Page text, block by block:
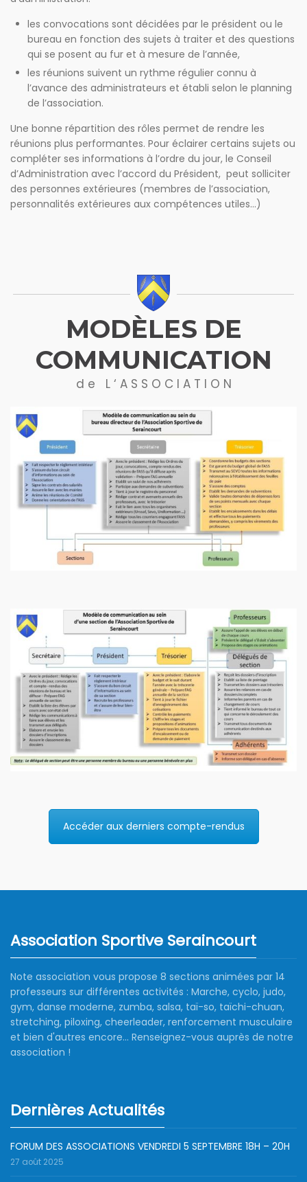
les convocations sont décidées par le président ou le
bureau en fonction des sujets à traiter et des questions
qui se posent au fur et à mesure de l’année,
les réunions suivent un rythme régulier connu à
l’avance des administrateurs et établi selon le planning
de l’association.
Une bonne répartition des rôles permet de rendre les
réunions plus performantes. Pour éclairer certains sujets ou
compléter ses informations à l’ordre du jour, le Conseil
d’Administration avec l’accord du Président, peut solliciter
des personnes extérieures (membres de l’association,
personnalités extérieures aux compétences utiles…)
MODÈLES DE
COMMUNICATION
d e L ‘ A S S O C I A T I O N
Accéder aux derniers compte-rendus
Association Sportive Seraincourt
Note association vous propose 8 sections animées par 14
professeurs sur différentes activités : Marche, cyclo, judo,
gym, danse moderne, zumba, salsa, taï-so, taïchi-chuan,
stretching, piloxing, cheerleader, renforcement musculaire
et bien d'autres encore... Renseignez-vous auprès de notre
association !
Dernières Actualités
FORUM DES ASSOCIATIONS VENDREDI 5 SEPTEMBRE 18H – 20H
27 août 2025